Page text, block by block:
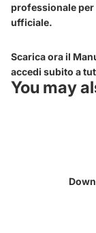
professionale per
ufficiale.
Scarica ora il
accedi subito a
You may